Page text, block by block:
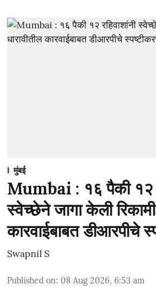
मुंबई
Mumbai : १६ पैकी १२
स्वेच्छेने जागा केली
कारवाईबाबत डीआरपीचे
Swapnil S
Published on: 08 Aug 2026, 6:53 am